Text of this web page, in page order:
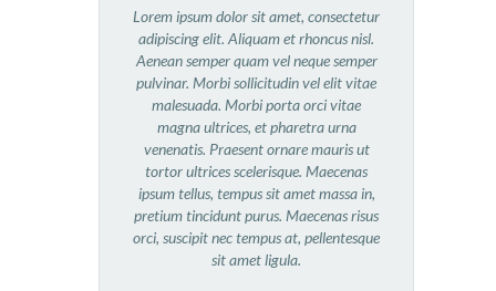
Lorem ipsum dolor sit amet, consectetur
adipiscing elit. Aliquam et rhoncus nisl.
Aenean semper quam vel neque semper
pulvinar. Morbi sollicitudin vel elit vitae
malesuada. Morbi porta orci vitae
magna ultrices, et pharetra urna
venenatis. Praesent ornare mauris ut
tortor ultrices scelerisque. Maecenas
ipsum tellus, tempus sit amet massa in,
pretium tincidunt purus. Maecenas risus
orci, suscipit nec tempus at, pellentesque
sit amet ligula.